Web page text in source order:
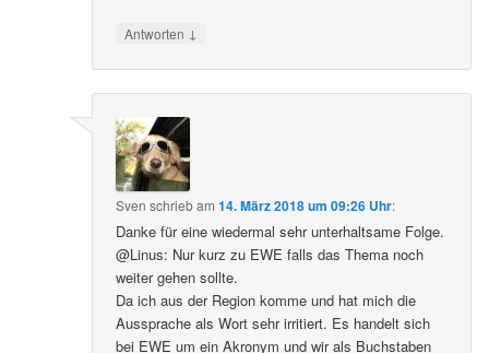
Antworten ↓
Sven schriebam14. März 2018 um 09:26 Uhr:
Danke für eine wiedermal sehr unterhaltsame Folge.
@Linus: Nur kurz zu EWE falls das Thema noch
weiter gehen sollte.
Da ich aus der Region komme und hat mich die
Aussprache als Wort sehr irritiert. Es handelt sich
bei EWE um ein Akronym und wir als Buchstaben